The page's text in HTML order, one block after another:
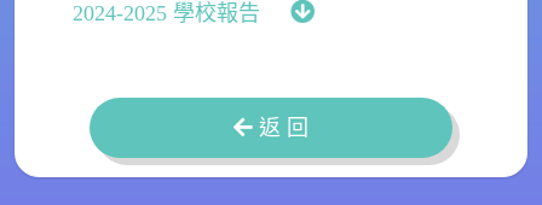
2024-2025 學校報告
返 回